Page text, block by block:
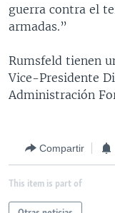
CIENCIA Y SALUD
VISIÓN 360
LAS CLAVES
PANORAMA
AUDIONOTICIAS
BUENOS DÍAS
ESTADOS UNIDOS
EL MUNDO AL DÍA
NOTA ECONÓMICA
ENTRETENIMIENTO
DOCUMENTALES DE
SÍGANOS
Idiomas
guerra contra el
armadas.”
Rumsfeld tienen
Vice-Presidente
Administración
Compartir
This item is part of